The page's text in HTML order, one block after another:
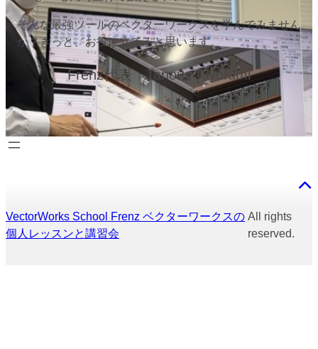
そんな最強ツールのベクターワークスを学んでみません
か？きっと、お役に立てると思います。
Frenz代表 Tanoue Kiyofumi
VectorWorks School Frenz ベクターワークスの
個人レッスンと講習会
All rights
reserved.